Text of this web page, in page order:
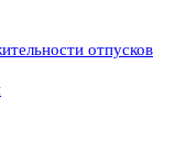
отпусков